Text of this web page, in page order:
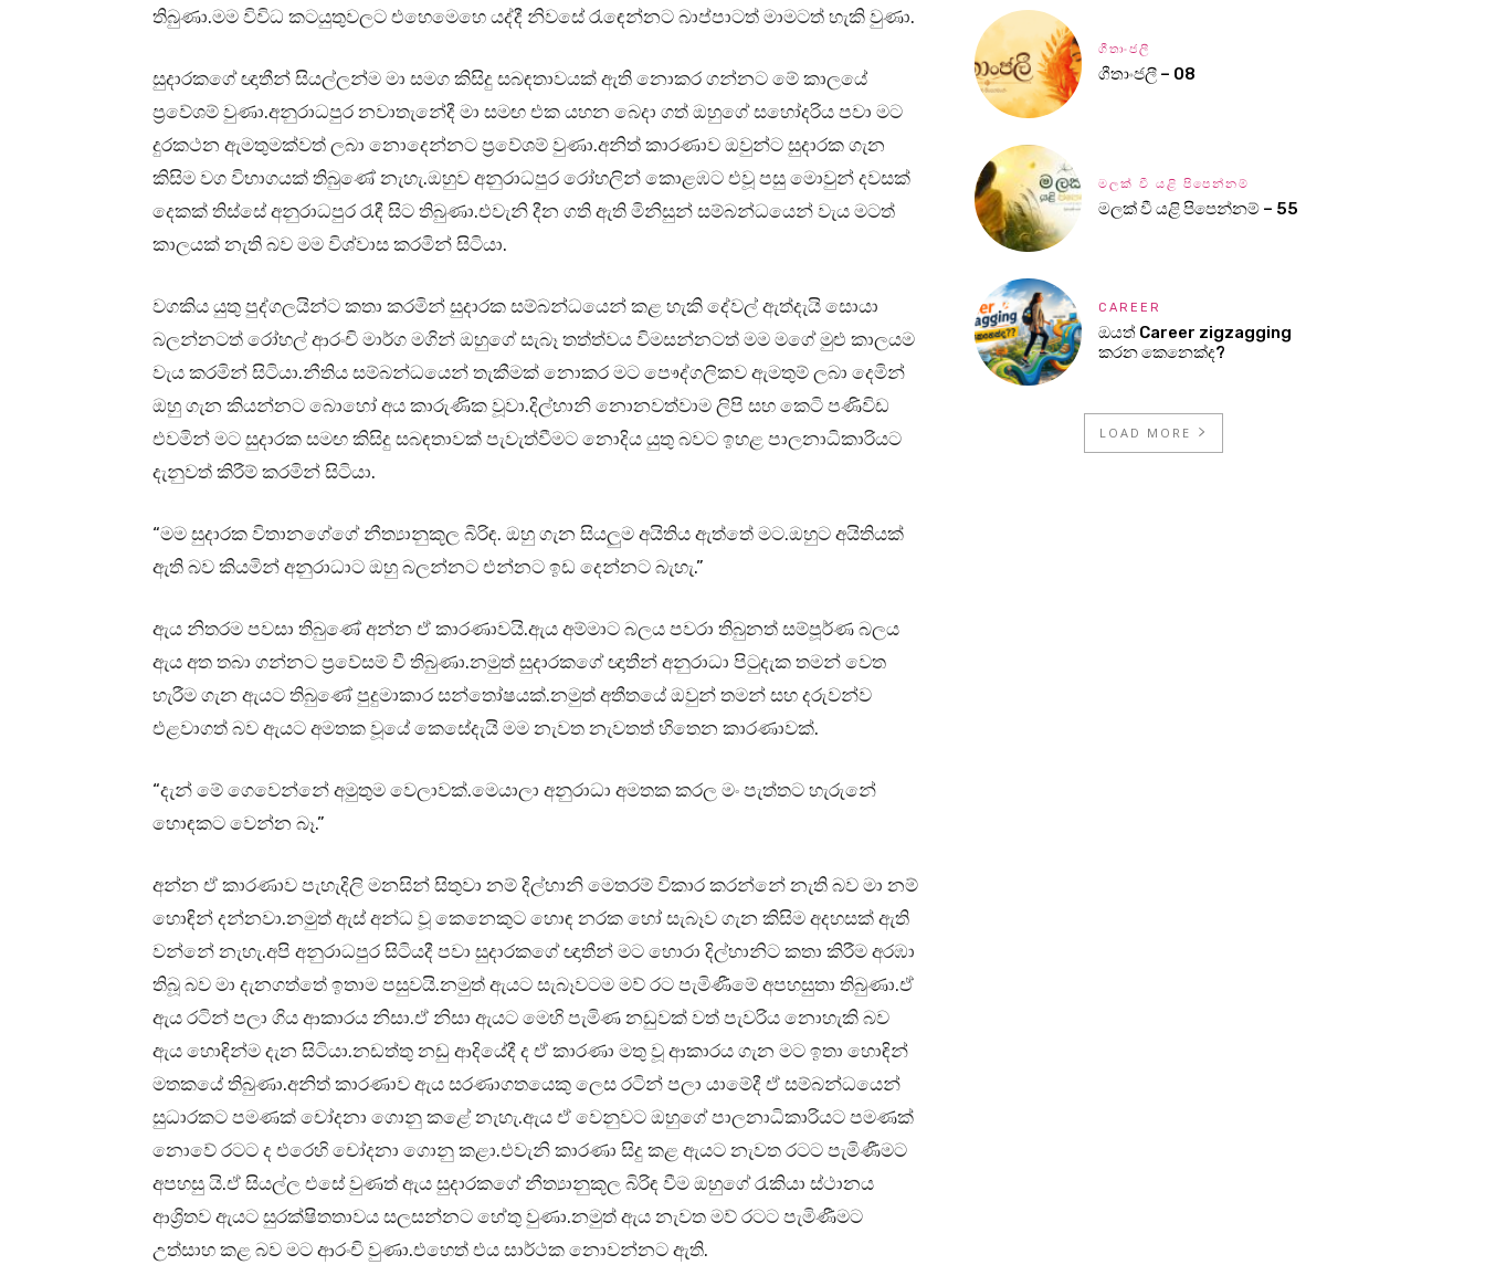
තිබුණා.මම විවිධ කටයුතුවලට එහෙමෙහෙ යද්දී නිවසේ රැඳෙන්නට බාප්පාටත් මාමටත් හැකි වුණා.
සුදාරකගේ ඥාතීන් සියල්ලන්ම මා සමග කිසිදු සබඳතාවයක් ඇති නොකර ගන්නට මේ කාලයේ
ප්‍රවේශම් වුණා.අනුරාධපුර නවාතැනේදී මා සමඟ එක යහන බෙදා ගත් ඔහුගේ සහෝදරිය පවා මට
දුරකථන ඇමතුමක්වත් ලබා නොදෙන්නට ප්‍රවේශම් වුණා.අනිත් කාරණාව ඔවුන්ට සුදාරක ගැන
කිසිම වග විභාගයක් තිබුණේ නැහැ.ඔහුව අනුරාධපුර රෝහලින් කොළඹට එවූ පසු මොවුන් දවසක්
දෙකක් තිස්සේ අනුරාධපුර රැඳී සිට තිබුණා.එවැනි දීන ගති ඇති මිනිසුන් සම්බන්ධයෙන් වැය මටත්
කාලයක් නැති බව මම විශ්වාස කරමින් සිටියා.
වගකිය යුතු පුද්ගලයින්ට කතා කරමින් සුදාරක සම්බන්ධයෙන් කළ හැකි දේවල් ඇත්දැයි සොයා
බලන්නටත් රෝහල් ආරංචි මාර්ග මගින් ඔහුගේ සැබෑ තත්ත්වය විමසන්නටත් මම මගේ මුළු කාලයම
වැය කරමින් සිටියා.නීතිය සම්බන්ධයෙන් තැකීමක් නොකර මට පෞද්ගලිකව ඇමතුම් ලබා දෙමින්
ඔහු ගැන කියන්නට බොහෝ අය කාරුණික වූවා.දිල්හානි නොනවත්වාම ලිපි සහ කෙටි පණිවිඩ
එවමින් මට සුදාරක සමඟ කිසිදු සබඳතාවක් පැවැත්වීමට නොදිය යුතු බවට ඉහළ පාලනාධිකාරියට
දැනුවත් කිරීම් කරමින් සිටියා.
“මම සුදාරක විතානගේගේ නීත්‍යානුකූල බිරිඳ. ඔහු ගැන සියලුම අයිතිය ඇත්තේ මට.ඔහුට අයිතියක්
ඇති බව කියමින් අනුරාධාට ඔහු බලන්නට එන්නට ඉඩ දෙන්නට බැහැ.”
ඇය නිතරම පවසා තිබුණේ අන්න ඒ කාරණාවයි.ඇය අම්මාට බලය පවරා තිබුනත් සම්පූර්ණ බලය
ඇය අත තබා ගන්නට ප්‍රවේසම් වී තිබුණා.නමුත් සුදාරකගේ ඥාතීන් අනුරාධා පිටුදැක තමන් වෙත
හැරීම ගැන ඇයට තිබුණේ පුදුමාකාර සන්තෝෂයක්.නමුත් අතීතයේ ඔවුන් තමන් සහ දරුවන්ව
එළවාගත් බව ඇයට අමතක වූයේ කෙසේදැයි මම නැවත නැවතත් හිතෙන කාරණාවක්.
“දැන් මේ ගෙවෙන්නේ අමුතුම වෙලාවක්.මෙයාලා අනුරාධා අමතක කරල මං පැත්තට හැරුනේ
හොඳකට වෙන්න බෑ.”
අන්න ඒ කාරණාව පැහැදිලි මනසින් සිතුවා නම් දිල්හානි මෙතරම් විකාර කරන්නේ නැති බව මා නම්
හොඳින් දන්නවා.නමුත් ඇස් අන්ධ වූ කෙනෙකුට හොඳ නරක හෝ සැබෑව ගැන කිසිම අදහසක් ඇති
වන්නේ නැහැ.අපි අනුරාධපුර සිටියදී පවා සුදාරකගේ ඥාතීන් මට හොරා දිල්හානිට කතා කිරීම අරඹා
තිබූ බව මා දැනගත්තේ ඉතාම පසුවයි.නමුත් ඇයට සැබෑවටම මව් රට පැමිණීමේ අපහසුතා තිබුණා.ඒ
ඇය රටින් පලා ගිය ආකාරය නිසා.ඒ නිසා ඇයට මෙහි පැමිණ නඩුවක් වත් පැවරිය නොහැකි බව
ඇය හොඳින්ම දැන සිටියා.නඩත්තු නඩු ආදියේදී ද ඒ කාරණා මතු වූ ආකාරය ගැන මට ඉතා හොඳින්
මතකයේ තිබුණා.අනිත් කාරණාව ඇය සරණාගතයෙකු ලෙස රටින් පලා යාමේදී ඒ සම්බන්ධයෙන්
සුධාරකට පමණක් චෝදනා ගොනු කළේ නැහැ.ඇය ඒ වෙනුවට ඔහුගේ පාලනාධිකාරියට පමණක්
නොවේ රටට ද එරෙහි චෝදනා ගොනු කළා.එවැනි කාරණා සිදු කළ ඇයට නැවත රටට පැමිණීමට
අපහසු යි.ඒ සියල්ල එසේ වුණත් ඇය සුදාරකගේ නීත්‍යානුකූල බිරිඳ වීම ඔහුගේ රැකියා ස්ථානය
ආශ්‍රිතව ඇයට සුරක්ෂිතතාවය සලසන්නට හේතු වුණා.නමුත් ඇය නැවත මව් රටට පැමිණීමට
උත්සාහ කළ බව මට ආරංචි වුණා.එහෙත් එය සාර්ථක නොවන්නට ඇති.
ගීතාංජලී
ගීතාංජලී – 08
මලක් වී යළි පිපෙන්නම්
මලක් වී යළි පිපෙන්නම් – 55
CAREER
ඔයත් Career zigzagging
කරන කෙනෙක්ද?
LOAD MORE